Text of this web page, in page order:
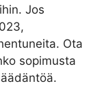
Jos
Ota
sopimusta